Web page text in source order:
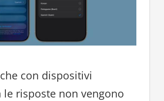
con dispositivi
le risposte non vengono